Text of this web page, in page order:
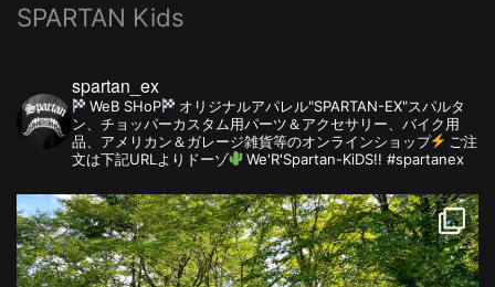
SPARTAN Kids
spartan_ex
WeB SHoP
オリジナルアパレル"SPARTAN-EX"スパルタ
ン、チョッパーカスタム用パーツ＆アクセサリー、バイク用
品、アメリカン＆ガレージ雑貨等のオンラインショップ
ご注
文は下記URLよりドーゾ
We'R'Spartan-KiDS!! #spartanex